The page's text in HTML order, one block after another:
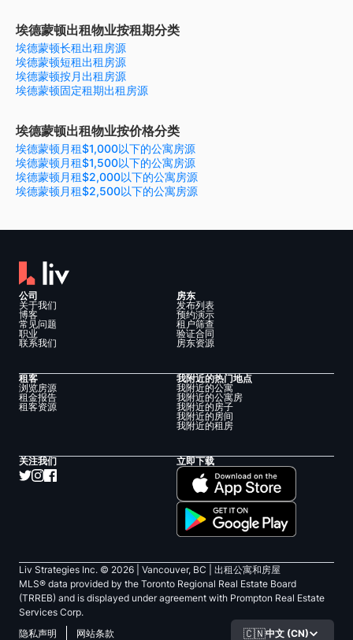
埃德蒙顿出租物业按租期分类
埃德蒙顿长租出租房源
埃德蒙顿短租出租房源
埃德蒙顿按月出租房源
埃德蒙顿固定租期出租房源
埃德蒙顿出租物业按价格分类
埃德蒙顿月租$1,000以下的公寓房源
埃德蒙顿月租$1,500以下的公寓房源
埃德蒙顿月租$2,000以下的公寓房源
埃德蒙顿月租$2,500以下的公寓房源
公司
关于我们
博客
常见问题
职业
联系我们
房东
发布列表
预约演示
租户筛查
验证合同
房东资源
租客
浏览房源
租金报告
租客资源
我附近的热门地点
我附近的公寓
我附近的公寓房
我附近的房子
我附近的房间
我附近的租房
关注我们 立即下载
Liv Strategies Inc. © 2026 | Vancouver, BC |
出租公寓和房屋
MLS® data provided by the Toronto Regional Real Estate Board
(TRREB) and is displayed under agreement with Prompton Real Estate
Services Corp.
隐私声明
网站条款 🇨🇳中文 (CN)